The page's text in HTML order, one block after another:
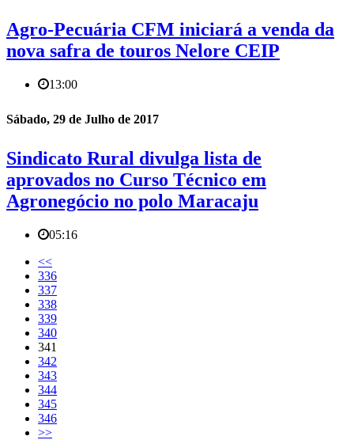
Agro-Pecuária CFM iniciará a venda da
nova safra de touros Nelore CEIP
13:00
Sábado, 29 de Julho de 2017
Sindicato Rural divulga lista de
aprovados no Curso Técnico em
Agronegócio no polo Maracaju
05:16
<<
336
337
338
339
340
341
342
343
344
345
346
>>